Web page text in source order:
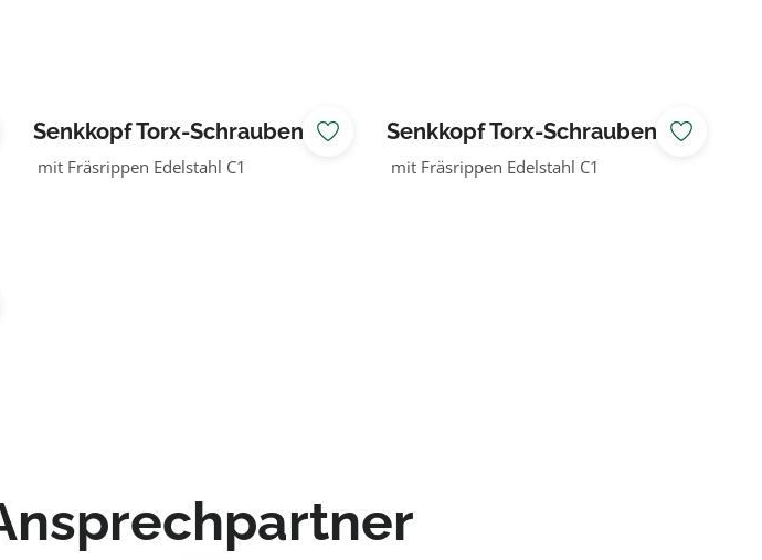
Senkkopf Torx-Schrauben 5 x
60 mm
mit Fräsrippen Edelstahl C1
Senkkopf Torx-Schrauben 5 x
70 mm
mit Fräsrippen Edelstahl C1